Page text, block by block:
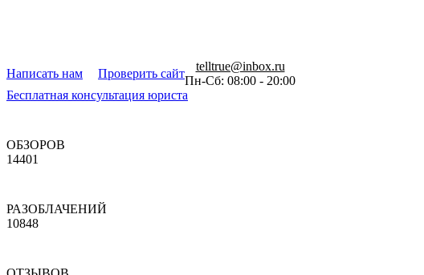
Написать нам Проверить сайт
telltrue@inbox.ru
Пн-Сб: 08:00 - 20:00
Бесплатная консультация юриста
ОБЗОРОВ
14401
РАЗОБЛАЧЕНИЙ
10848